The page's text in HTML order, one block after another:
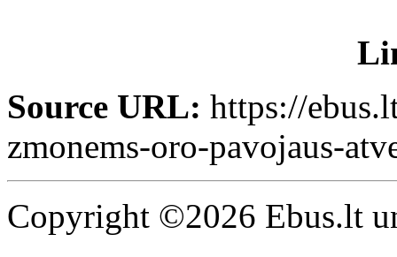
Source URL: https://
zmonems-oro-pavojaus-
Copyright ©2026 Ebus.lt